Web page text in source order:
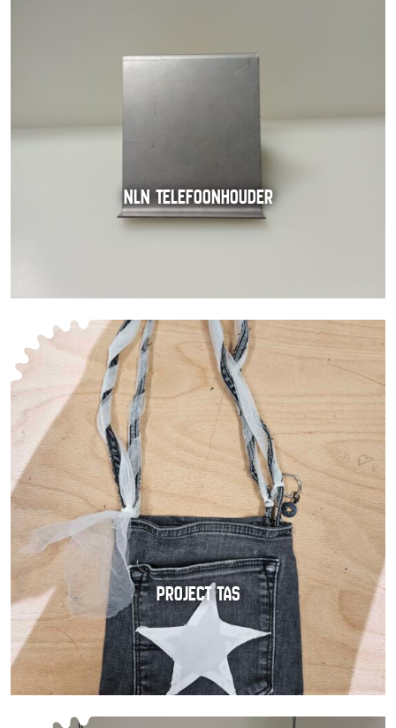
NLN TELEFOONHOUDER
PROJECT TAS